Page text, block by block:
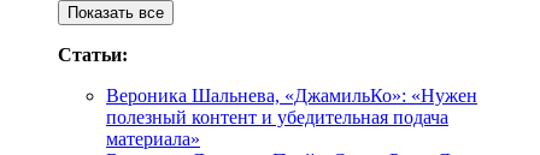
Показать все
Статьи:
Вероника Шальнева, «ДжамильКо»: «Нужен
полезный контент и убедительная подача
материала»